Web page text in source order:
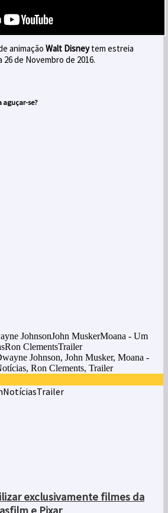
animação Walt Disneytem estreia
de Novembro de 2016.
aguçar-se?
JohnsonJohn MuskerMoana - Um
ClementsTrailer
Johnson, John Musker, Moana -
Ron Clements, Trailer
NotíciasTrailer
exclusivamente filmes da